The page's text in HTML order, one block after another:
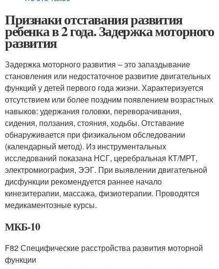
Признаки отставания развития
ребенка в 2 года. Задержка моторного
развития
Задержка моторного развития – это запаздывание
становления или недостаточное развитие двигательных
функций у детей первого года жизни. Характеризуется
отсутствием или более поздним появлением возрастных
навыков: удержания головки, переворачивания,
сидения, ползания, стояния, ходьбы. Отставание
обнаруживается при физикальном обследовании
(календарный метод). Из инструментальных
исследований показана НСГ, церебральная КТ/МРТ,
электромиография, ЭЭГ. При выявлении двигательной
дисфункции рекомендуется раннее начало
кинезитерапии, массажа, физиотерапии. Проводятся
медикаментозные курсы.
МКБ-10
F82 Специфические расстройства развития моторной
функции